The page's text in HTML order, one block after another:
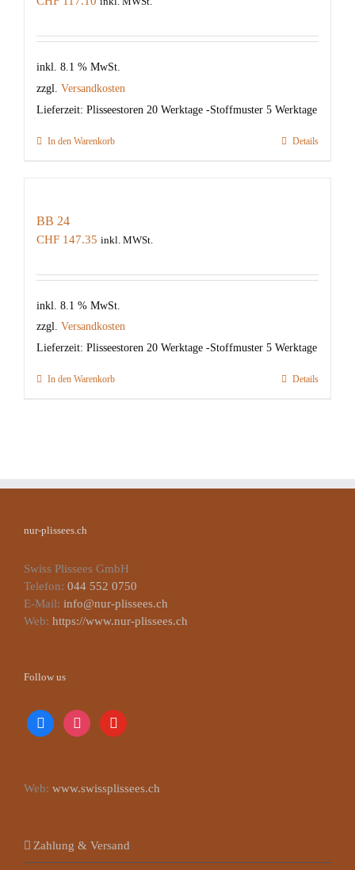
inkl. 8.1 % MwSt.
zzgl. Versandkosten
Lieferzeit: Plisseestoren 20 Werktage -Stoffmuster 5 Werktage
In den Warenkorb Details
BB 24
CHF 147.35 inkl. MWSt.
inkl. 8.1 % MwSt.
zzgl. Versandkosten
Lieferzeit: Plisseestoren 20 Werktage -Stoffmuster 5 Werktage
In den Warenkorb Details
nur-plissees.ch
Swiss Plissees GmbH
Telefon: 044 552 0750
E-Mail: info@nur-plissees.ch
Web: https://www.nur-plissees.ch
Follow us
facebookinstagramyoutube
Web: www.swissplissees.ch
Zahlung & Versand